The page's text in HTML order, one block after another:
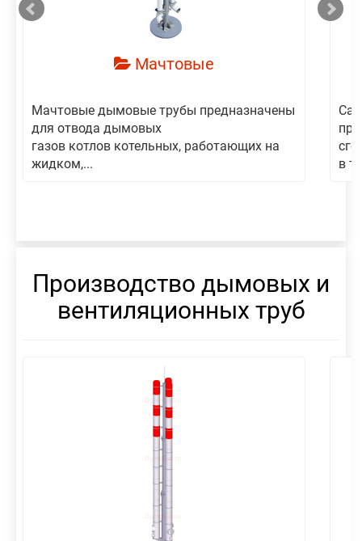
Мачтовые
Мачтовые дымовые трубы предназначены
для отвода дымовых
газов котлов котельных, работающих на
жидком,...
в
Производство дымовых и
вентиляционных труб